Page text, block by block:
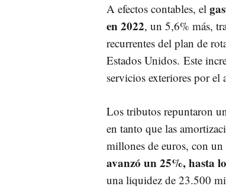
A efectos contables, el
en 2022, un 5,6% más,
recurrentes del plan de
Estados Unidos. Este
servicios exteriores por
Los tributos repuntaron
en tanto que las
millones de euros, con
avanzó un 25%, hasta
una liquidez de 23.500